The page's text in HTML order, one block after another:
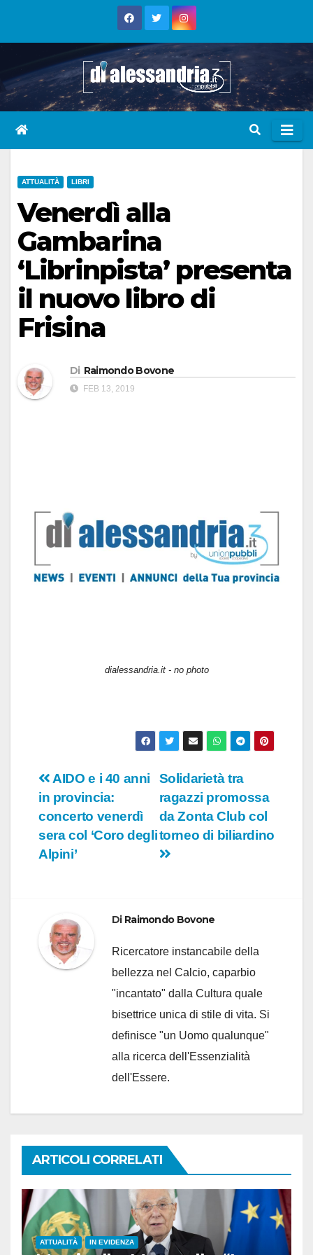
ATTUALITÀ LIBRI
Venerdì alla
Gambarina
‘Librinpista’ presenta
il nuovo libro di
Frisina
Di Raimondo Bovone
FEB 13, 2019
dialessandria.it - no photo
Navigazione
articoli
Solidarietà tra
ragazzi promossa
da Zonta Club col
torneo di biliardino
AIDO e i 40 anni
in provincia:
concerto venerdì
sera col ‘Coro degli
Alpini’
Di Raimondo Bovone
Ricercatore instancabile della
bellezza nel Calcio, caparbio
"incantato" dalla Cultura quale
bisettrice unica di stile di vita. Si
definisce "un Uomo qualunque"
alla ricerca dell'Essenzialità
dell'Essere.
ARTICOLI CORRELATI
ATTUALITÀ IN EVIDENZA